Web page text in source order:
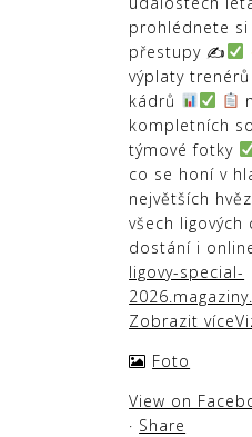
prohlédnete si
přestupy ✍
výplaty
kádrů
kompletních
týmové fotky
co se honí v
největších
všech ligových
dostání i
ligovy-special-
Zobrazit více
Foto
View on
· Share